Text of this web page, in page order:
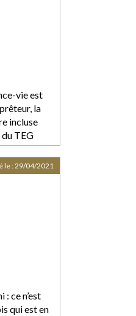
vie est
la
incluse
TEG
ce n’est
qui est en
le :29/04/2021